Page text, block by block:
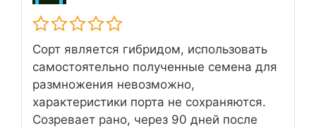
Сорт является гибридом, использовать
самостоятельно полученные семена для
размножения невозможно,
характеристики порта не сохраняются.
Созревает рано, через 90 дней после